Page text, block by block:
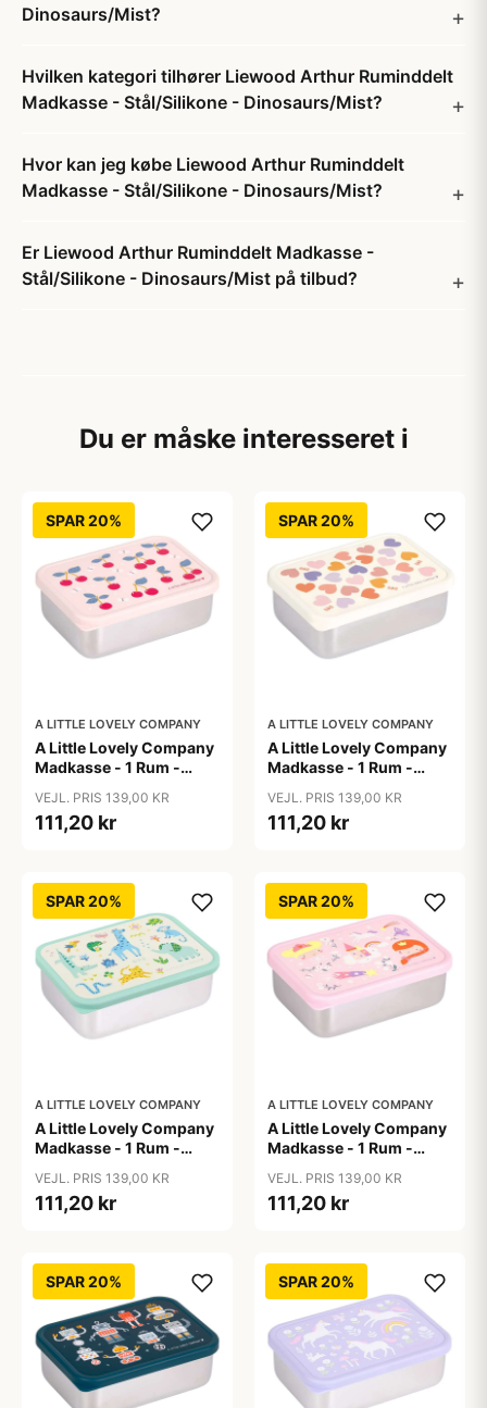
Dinosaurs/Mist?
Hvilken kategori tilhører Liewood Arthur Ruminddelt
Madkasse - Stål/Silikone - Dinosaurs/Mist?
Hvor kan jeg købe Liewood Arthur Ruminddelt
Madkasse - Stål/Silikone - Dinosaurs/Mist?
Er Liewood Arthur Ruminddelt Madkasse -
Stål/Silikone - Dinosaurs/Mist på tilbud?
Du er måske interesseret i
SPAR 20%
A LITTLE LOVELY COMPANY
A Little Lovely Company
Madkasse - 1 Rum -
Cherries
VEJL. PRIS 139,00 KR
111,20 kr
SPAR 20%
A LITTLE LOVELY COMPANY
A Little Lovely Company
Madkasse - 1 Rum -
Hearts
VEJL. PRIS 139,00 KR
111,20 kr
SPAR 20%
A LITTLE LOVELY COMPANY
A Little Lovely Company
Madkasse - 1 Rum -
Jungle
VEJL. PRIS 139,00 KR
111,20 kr
SPAR 20%
A LITTLE LOVELY COMPANY
A Little Lovely Company
Madkasse - 1 Rum -
Princesses
VEJL. PRIS 139,00 KR
111,20 kr
SPAR 20% SPAR 20%